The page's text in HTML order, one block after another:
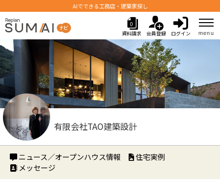
AIでできる工務店・建築家探し
0
資料請求
会員登録 ログイン menu
有限会社TAO建築設計
ニュース／オープンハウス情報
住宅実例
メッセージ